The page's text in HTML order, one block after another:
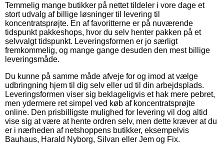
Temmelig mange butikker på nettet tildeler i vore dage et
stort udvalg af billige løsninger til levering til
koncentratsprøjte. En af favoritterne er på nuværende
tidspunkt pakkeshops, hvor du selv henter pakken på et
selvvalgt tidspunkt. Leveringsformen er jo særligt
fremkommelig, og mange gange desuden den mest billige
leveringsmåde.
Du kunne på samme måde afveje for og imod at vælge
udbringning hjem til dig selv eller ud til din arbejdsplads.
Leveringsformen viser sig beklageligvis et hak mere pebret,
men ydermere ret simpel ved køb af koncentratsprøjte
online. Den prisbilligste mulighed for levering vil dog altid
vise sig at være at hente ordren selv, men dette kræver at du
er i nærheden af netshoppens butikker, eksempelvis
Bauhaus, Harald Nyborg, Silvan eller Jem og Fix.